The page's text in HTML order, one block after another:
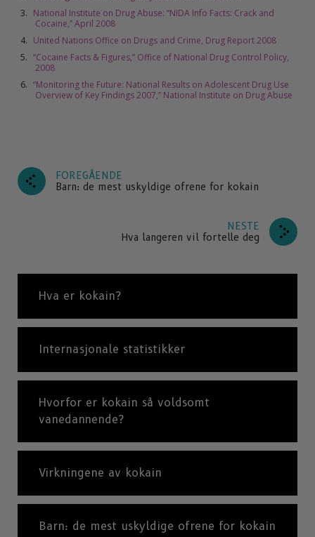
National Institute on Drug Abuse: “NIDA Info Facts: Crack and
Cocaine,” April 2008
United Nations Office on Drugs and Crime, Drug Report 2008
“Cocaine Facts & Figures,” Office of National Drug Control Policy,
2008
“Monitoring the Future: National Results on Adolescent Drug Use
Overview of Key Findings 2007,” National Institute on Drug Abuse
FOREGÅENDE
Barn: de mest uskyldige ofrene for kokain
NESTE
Hva langeren vil fortelle deg
Hva er kokain?
Internasjonale statistikker
Hvorfor er kokain så voldsomt
vanedannende?
Virkningene av kokain
Barn: de mest uskyldige ofrene for kokain